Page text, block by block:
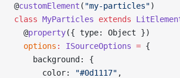
@customElement ( "my-particles")
class MyParticles extends
  @
property({ type: Object })
  options
: ISourceOptions = {
    background: {
      color:
"#0d1117" ,